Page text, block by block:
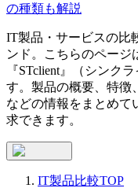
の種類も解説
IT製品・サービスの比
ンド。こちらのページ
『STclient 』（ シンクラ
す。製品の概要、特徴
などの情報をまとめて
求できます。
IT製品比較TOP